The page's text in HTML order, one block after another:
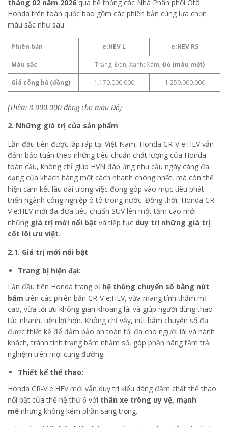
tháng 02 năm 2026 qua hệ thống các Nhà Phân phối Ôtô
Honda trên toàn quốc bao gồm các phiên bản cùng lựa chọn
màu sắc như sau:
Phiên bản e:HEV L e:HEV RS
Màu sắc Trắng; Đen; Xanh; Xám; Đỏ (màu mới)
Giá công bố (đồng) 1.170.000.000 1.250.000.000
(Thêm 8.000.000 đồng cho màu Đỏ)
2. Những giá trị của sản phẩm
Lần đầu tiên được lắp ráp tại Việt Nam, Honda CR-V e:HEV vẫn
đảm bảo tuân theo những tiêu chuẩn chất lượng của Honda
toàn cầu, không chỉ giúp HVN đáp ứng nhu cầu ngày càng đa
dạng của khách hàng một cách nhanh chóng nhất, mà còn thể
hiện cam kết lâu dài trong việc đóng góp vào mục tiêu phát
triển ngành công nghiệp ô tô trong nước. Đồng thời, Honda CR-
V e:HEV mới đã đưa tiêu chuẩn SUV lên một tầm cao mới
những giá trị mới nổi bật và tiếp tục duy trì những giá trị
cốt lõi ưu việt.
2.1. Giá trị mới nổi bật
Trang bị hiện đại:
Lần đầu tiên Honda trang bị hệ thống chuyển số bằng nút
bấmtrên các phiên bản CR-V e:HEV, vừa mang tính thẩm mĩ
cao, vừa tối ưu không gian khoang lái và giúp người dùng thao
tác nhanh, tiện lợi hơn. Không chỉ vậy, nút bấm chuyển số đã
được thiết kế để đảm bảo an toàn tối đa cho người lái và hành
khách, tránh tình trạng bấm nhầm số, góp phần nâng tầm trải
nghiệm trên mọi cung đường.
Thiết kế thể thao:
Honda CR-V e:HEV mới vẫn duy trì kiểu dáng đậm chất thể thao
nổi bật của thế hệ thứ 6 với thân xe trông uy vệ, mạnh
mẽ nhưng không kém phần sang trọng.